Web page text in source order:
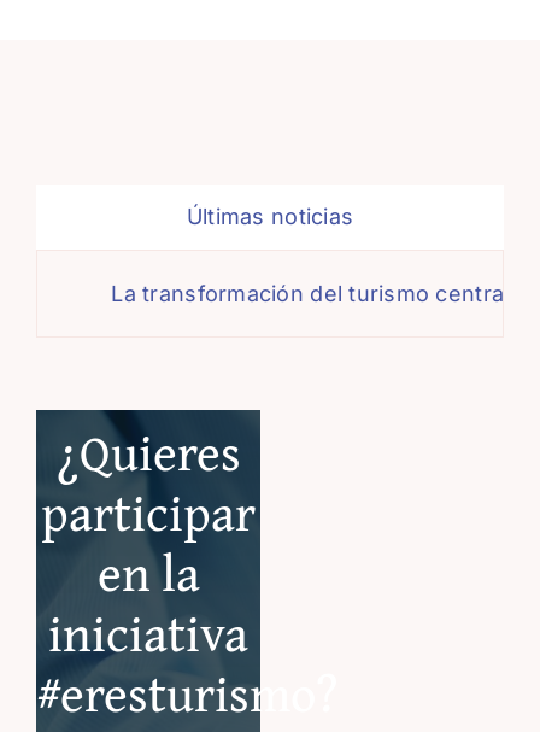
Últimas noticias
La transformación del turismo centra el
¿Quieres
participar
en la
iniciativa
#eresturismo?